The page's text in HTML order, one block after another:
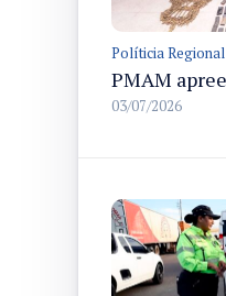
Políticia Regional
03/07/2026